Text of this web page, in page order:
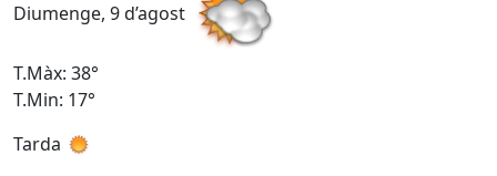
Diumenge, 9 d’agost
T.Màx: 38°
T.Min: 17°
Tarda